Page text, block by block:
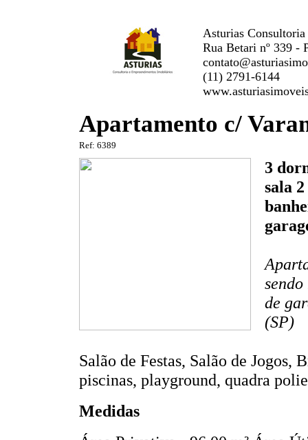
Asturias
Rua Betari nº 339 -
(11) 2791-6144
Apartamento c/
Ref: 6389
3
sala
de
(SP)
Salão de Festas, Salão de Jogos,
piscinas, playground, quadra
Medidas